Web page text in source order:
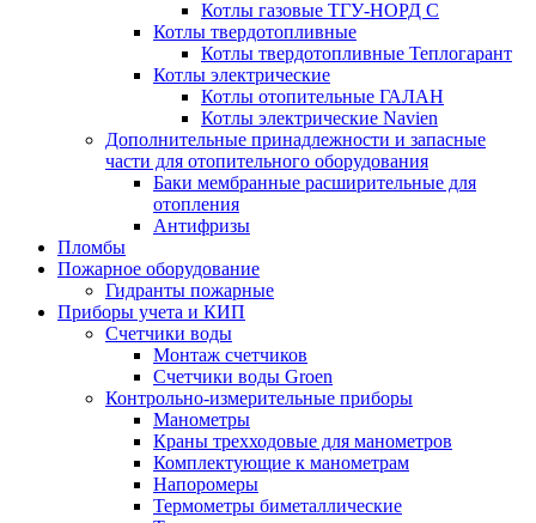
Котлы газовые ТГУ-НОРД С
Котлы твердотопливные
Котлы твердотопливные Теплогарант
Котлы электрические
Котлы отопительные ГАЛАН
Котлы электрические Navien
Дополнительные принадлежности и запасные
части для отопительного оборудования
Баки мембранные расширительные для
отопления
Антифризы
Пломбы
Пожарное оборудование
Гидранты пожарные
Приборы учета и КИП
Счетчики воды
Монтаж счетчиков
Счетчики воды Groen
Контрольно-измерительные приборы
Манометры
Краны трехходовые для манометров
Комплектующие к манометрам
Напоромеры
Термометры биметаллические